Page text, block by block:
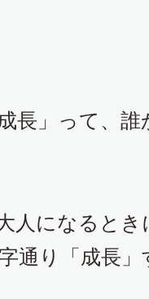
長」って、
人になると
通り「成長